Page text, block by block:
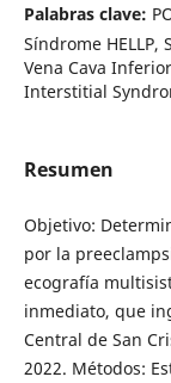
Palabras clave:
Síndrome
Vena Cava
Interstitial
Resumen
Objetivo:
por la
ecografía
inmediato, que
Central de San
2022. Métodos: